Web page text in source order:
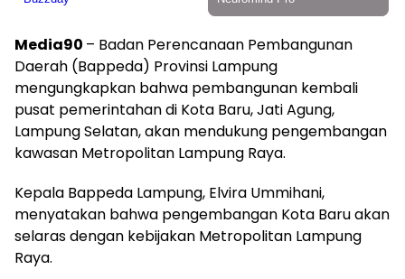
Media90 – Badan Perencanaan Pembangunan
Daerah (Bappeda) Provinsi Lampung
mengungkapkan bahwa pembangunan kembali
pusat pemerintahan di Kota Baru, Jati Agung,
Lampung Selatan, akan mendukung pengembangan
kawasan Metropolitan Lampung Raya.
Kepala Bappeda Lampung, Elvira Ummihani,
menyatakan bahwa pengembangan Kota Baru akan
selaras dengan kebijakan Metropolitan Lampung
Raya.